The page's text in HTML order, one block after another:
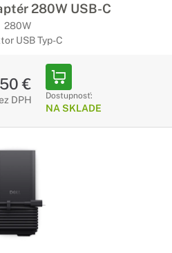
280W USB-C
280W
USB Typ-C
€
DPH Dostupnosť:
NA SKLADE